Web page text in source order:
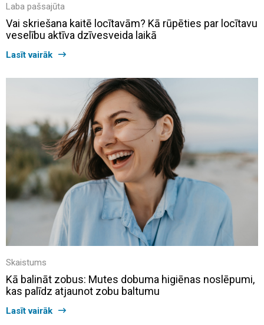
Laba pašsajūta
Vai skriešana kaitē locītavām? Kā rūpēties par locītavu
veselību aktīva dzīvesveida laikā
Lasīt vairāk
Skaistums
Kā balināt zobus: Mutes dobuma higiēnas noslēpumi,
kas palīdz atjaunot zobu baltumu
Lasīt vairāk